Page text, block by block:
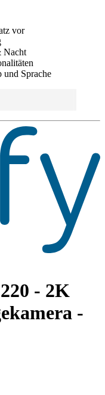
vor
Nacht
Sprache
- 2K
-